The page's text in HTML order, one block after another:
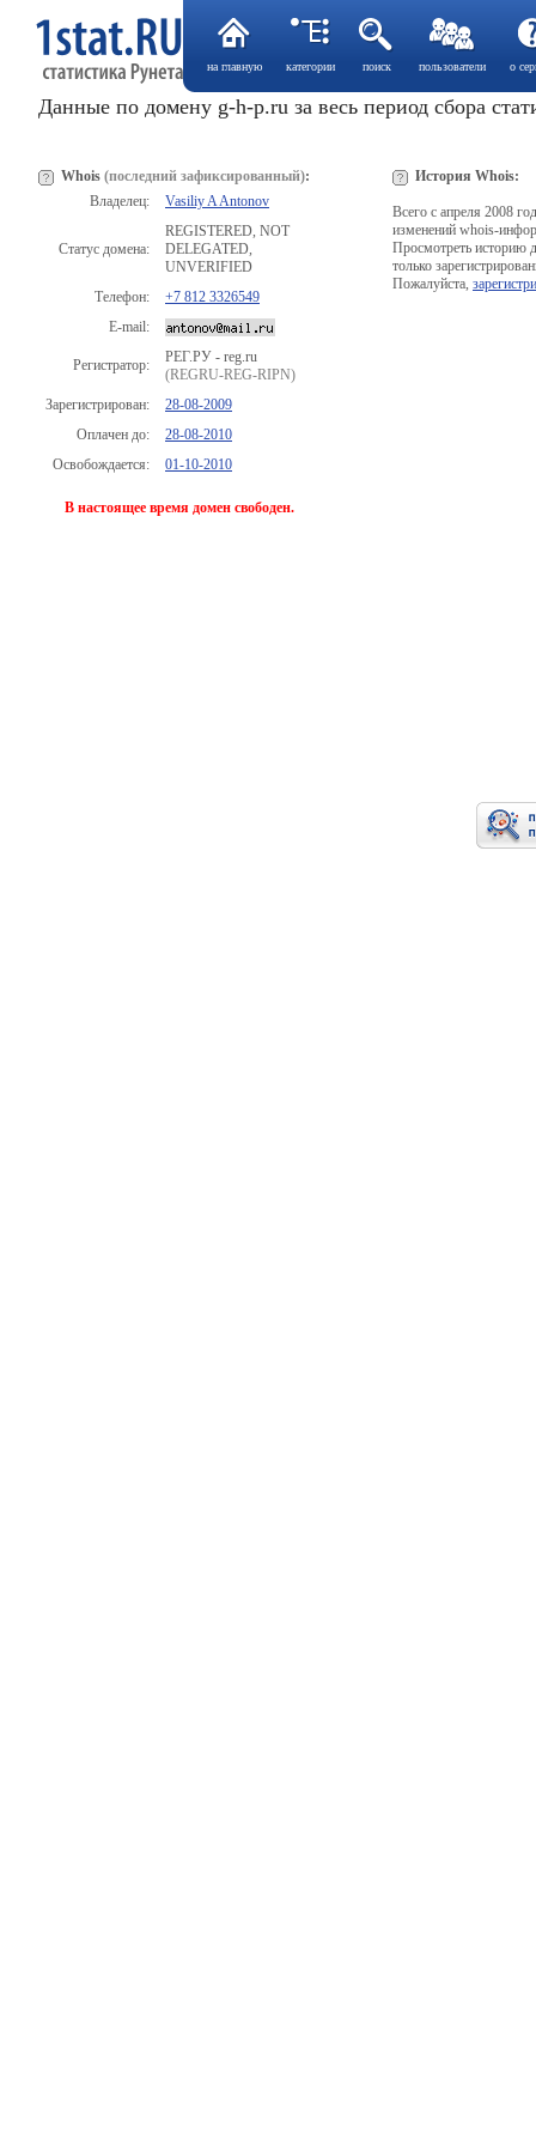
на главную категории поиск пользователи о
Данные по домену g-h-p.ru за весь период сбора
Whois (последний зафиксированный):
Владелец:
Vasiliy A Antonov
Статус домена:
REGISTERED, NOT
DELEGATED,
UNVERIFIED
Телефон:
+7 812 3326549
E-mail:
Регистратор:
РЕГ.РУ - reg.ru
(REGRU-REG-RIPN)
Зарегистрирован:
28-08-2009
Оплачен до:
28-08-2010
Освобождается:
01-10-2010
В настоящее время домен свободен.
История Whois:
Всего с апреля 2008
изменений whois-
Просмотреть историю
только
Пожалуйста,